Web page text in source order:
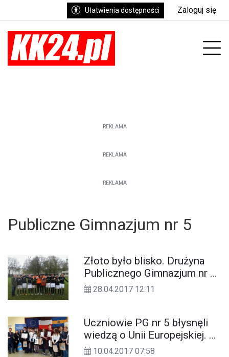
Ułatwienia dostępności Zaloguj się
REKLAMA
REKLAMA
REKLAMA
Publiczne Gimnazjum nr 5
Złoto było blisko. Drużyna
Publicznego Gimnazjum nr 5
piłkarskim wicemistrzem
28.04.2017 12:11
Uczniowie PG nr 5 błysnęli
wiedzą o Unii Europejskiej. W
nagrodę pojadą na wycieczkę
10.04.2017 07:58